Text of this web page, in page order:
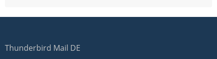
Thunderbird Mail DE